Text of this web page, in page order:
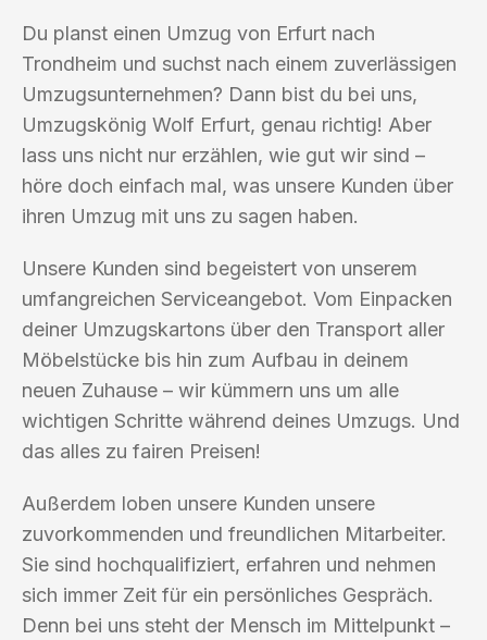
Du planst einen Umzug von Erfurt nach
Trondheim und suchst nach einem zuverlässigen
Umzugsunternehmen? Dann bist du bei uns,
Umzugskönig Wolf Erfurt, genau richtig! Aber
lass uns nicht nur erzählen, wie gut wir sind –
höre doch einfach mal, was unsere Kunden über
ihren Umzug mit uns zu sagen haben.
Unsere Kunden sind begeistert von unserem
umfangreichen Serviceangebot. Vom Einpacken
deiner Umzugskartons über den Transport aller
Möbelstücke bis hin zum Aufbau in deinem
neuen Zuhause – wir kümmern uns um alle
wichtigen Schritte während deines Umzugs. Und
das alles zu fairen Preisen!
Außerdem loben unsere Kunden unsere
zuvorkommenden und freundlichen Mitarbeiter.
Sie sind hochqualifiziert, erfahren und nehmen
sich immer Zeit für ein persönliches Gespräch.
Denn bei uns steht der Mensch im Mittelpunkt –